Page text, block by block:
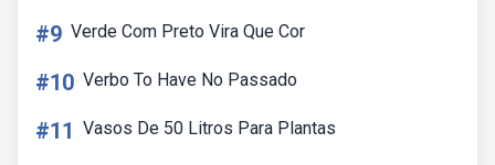
#9 Verde Com Preto Vira Que Cor
#10 Verbo To Have No Passado
#11 Vasos De 50 Litros Para Plantas